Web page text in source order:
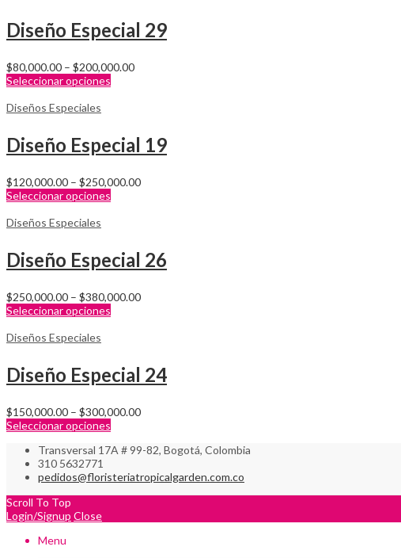
Diseño Especial 29
$80,000.00 – $200,000.00
Seleccionar opciones
Diseños Especiales
Diseño Especial 19
$120,000.00 – $250,000.00
Seleccionar opciones
Diseños Especiales
Diseño Especial 26
$250,000.00 – $380,000.00
Seleccionar opciones
Diseños Especiales
Diseño Especial 24
$150,000.00 – $300,000.00
Seleccionar opciones
Transversal 17A # 99-82, Bogotá, Colombia
310 5632771
pedidos@floristeriatropicalgarden.com.co
Scroll To Top
Login/Signup Close
Menu